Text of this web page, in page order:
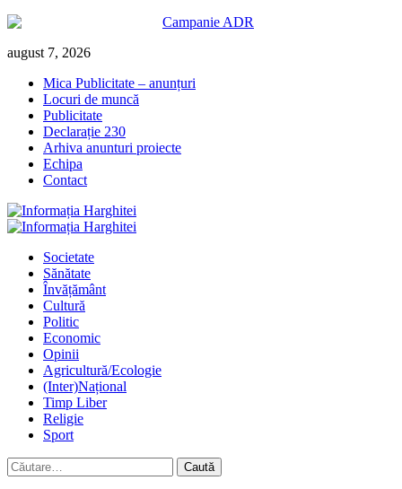
Skip
content
august 7, 2026
Mica Publicitate – anunțuri
Locuri de muncă
Publicitate
Declarație 230
Arhiva anunturi proiecte
Echipa
Contact
Primary
Societate
Sănătate
Învățământ
Cultură
Politic
Economic
Opinii
Agricultură/Ecologie
(Inter)Național
Timp Liber
Religie
Sport
Caută
după: